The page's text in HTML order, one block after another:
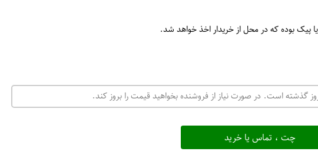
پیک بوده که در محل از خریدار اخذ خواهد شد.
گذشته است. در صورت نیاز از فروشنده بخواهید قیمت را بروز کند.
چت ، تماس یا خرید